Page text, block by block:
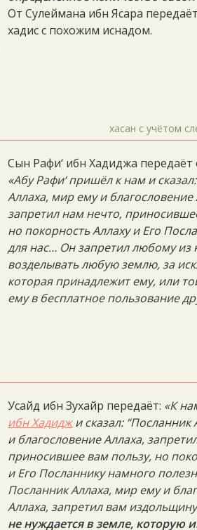
От Сулеймана ибн Ясара
хадис с похожим иснадом.
хасан с учётом
Сын Рафи‘ ибн Хадиджа передаёт
«Абу Рафи‘ пришёл к нам и
Аллаха, мир ему и благословение
запретил нам нечто,
но покорность Аллаху и Его
для нас… Он запретил любому из
возделывать любую землю, за
которая принадлежит ему, или
ему в бесплатное пользование
Усайд ибн Зухайр передаёт: «К
ибн Хадиджи сказал: “Посланник
и благословение Аллаха,
приносившее вам пользу, но
и Его Посланнику намного
Посланник Аллаха, мир ему и
Аллаха, запретил вам
не нуждается в земле, которую